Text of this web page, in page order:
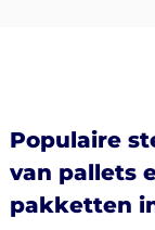
Populaire
van pallets
pakketten